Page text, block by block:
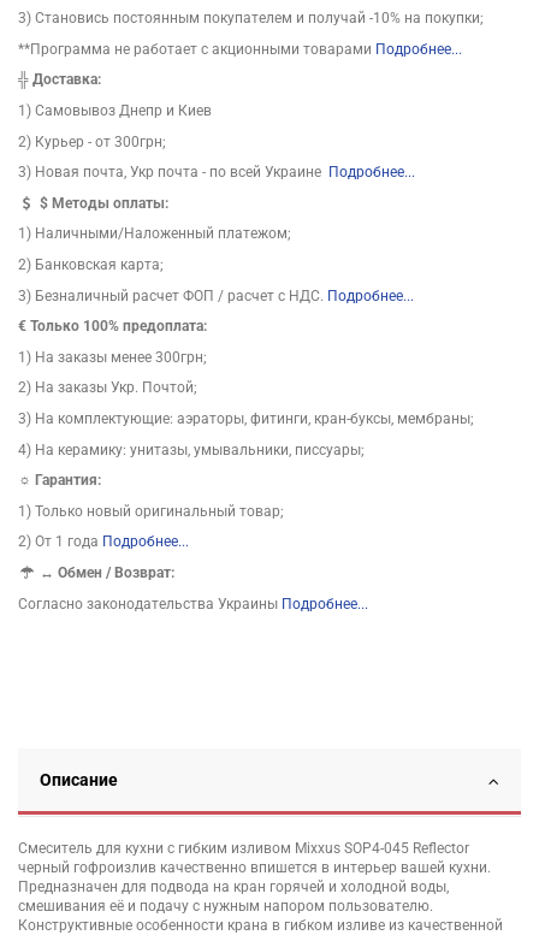
3) Становись постоянным покупателем и получай -10% на покупки;
**Программа не работает с акционными товарами Подробнее...
╬ Доставка:
1) Самовывоз Днепр и Киев
2) Курьер - от 300грн;
3) Новая почта, Укр почта - по всей Украине Подробнее...
$Методы оплаты:
1) Наличными/Наложенный платежом;
2) Банковская карта;
3) Безналичный расчет ФОП / расчет с НДС. Подробнее...
€ Только 100% предоплата:
1) На заказы менее 300грн;
2) На заказы Укр. Почтой;
3) На комплектующие: аэраторы, фитинги, кран-буксы, мембраны;
4) На керамику: унитазы, умывальники, писсуары;
☼ Гарантия:
1) Только новый оригинальный товар;
2) От 1 года Подробнее...
↔Обмен / Возврат:
Согласно законодательства Украины Подробнее...
Описание
Смеситель для кухни с гибким изливом Mixxus SOP4-045 Reflector
черный гофроизлив качественно впишется в интерьер вашей кухни.
Предназначен для подвода на кран горячей и холодной воды,
смешивания её и подачу с нужным напором пользователю.
Конструктивные особенности крана в гибком изливе из качественной